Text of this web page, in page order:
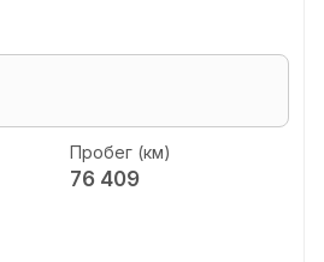
Пробег (км)
76 409